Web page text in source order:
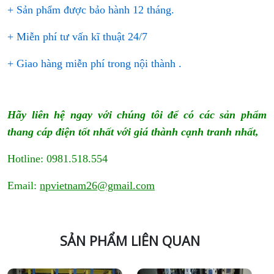
+ Sản phẩm được bảo hành 12 tháng.
+ Miễn phí tư vấn kĩ thuật 24/7
+ Giao hàng miễn phí trong nội thành .
Hãy liên hệ ngay với chúng tôi để có các sản phẩm
thang cáp điện tốt nhất với giá thành cạnh tranh nhất,
Hotline: 0981.518.554
Email: npvietnam26@gmail.com
SẢN PHẨM LIÊN QUAN